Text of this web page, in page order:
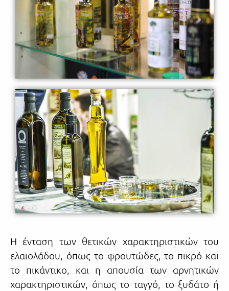
Η ένταση των θετικών χαρακτηριστικών του
ελαιολάδου, όπως το φρουτώδες, το πικρό και
το πικάντικο, και η απουσία των αρνητικών
χαρακτηριστικών, όπως το ταγγό, το ξυδάτο ή